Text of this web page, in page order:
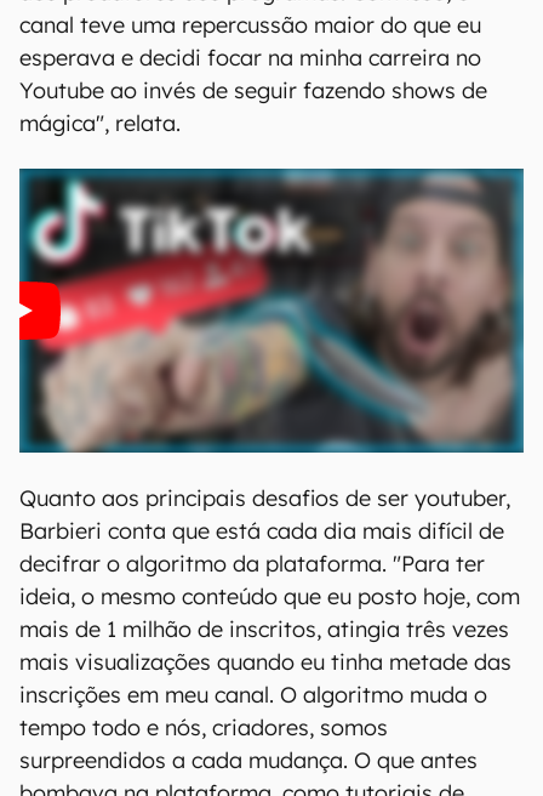
canal teve uma repercussão maior do que eu
esperava e decidi focar na minha carreira no
Youtube ao invés de seguir fazendo shows de
mágica", relata.
Quanto aos principais desafios de ser youtuber,
Barbieri conta que está cada dia mais difícil de
decifrar o algoritmo da plataforma. "Para ter
ideia, o mesmo conteúdo que eu posto hoje, com
mais de 1 milhão de inscritos, atingia três vezes
mais visualizações quando eu tinha metade das
inscrições em meu canal. O algoritmo muda o
tempo todo e nós, criadores, somos
surpreendidos a cada mudança. O que antes